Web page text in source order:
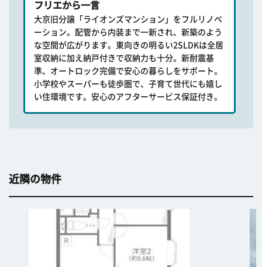
フリエから一言
大京旧分譲「ライオンズマンション」をフルリノベ
ーション。配管から内装まで一新され、新築のよう
な空間が広がります。東向きの明るい2SLDKは全居
室収納に加え納戸付きで収納力も十分。新耐震基
準、オートロック完備で安心の暮らしをサポート。
小学校やスーパーも徒歩圏で、子育て世代にも嬉し
い住環境です。安心のアフターサービス保証付き。
近隣の物件